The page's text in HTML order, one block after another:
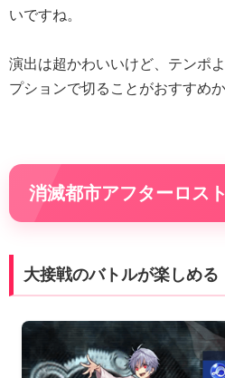
いですね。
演出は超かわいいけど、テンポ
プションで切ることがおすすめか
消滅都市アフターロス
大接戦のバトルが楽しめる